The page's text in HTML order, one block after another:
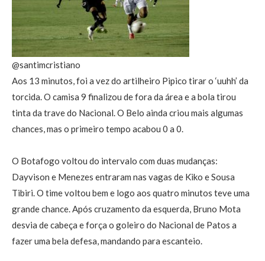
@santimcristiano
Aos 13 minutos, foi a vez do artilheiro Pipico tirar o ‘uuhh’ da
torcida. O camisa 9 finalizou de fora da área e a bola tirou
tinta da trave do Nacional. O Belo ainda criou mais algumas
chances, mas o primeiro tempo acabou 0 a 0.
O Botafogo voltou do intervalo com duas mudanças:
Dayvison e Menezes entraram nas vagas de Kiko e Sousa
Tibiri. O time voltou bem e logo aos quatro minutos teve uma
grande chance. Após cruzamento da esquerda, Bruno Mota
desvia de cabeça e força o goleiro do Nacional de Patos a
fazer uma bela defesa, mandando para escanteio.